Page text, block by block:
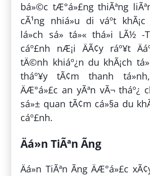
bá»©c tÆ°á»£ng thiÃªng
cÃ¹ng nhiá»u di váº­t khÃ¡c
lá»ch sá»­ tá»« thá»i LÃ½ -
cáº£nh nÆ¡i ÄÃ¢y ráº¥t
tÄ©nh khiáº¿n du khÃ¡ch
tháº¥y tÃ¢m thanh
ÄÆ°á»£c an yÃªn vÃ¬ tháº¿
sá»± quan tÃ¢m cá»§a du
cáº£nh.
Äá»n TiÃªn Ãng
Äá»n TiÃªn Ãng ÄÆ°á»£c